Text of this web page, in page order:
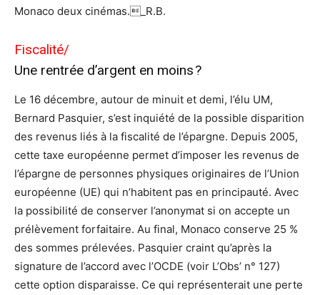
Monaco deux cinémas._R.B.
Fiscalité/
Une rentrée d’argent en moins ?
Le 16 décembre, autour de minuit et demi, l’élu UM,
Bernard Pasquier, s’est inquiété de la possible disparition
des revenus liés à la fiscalité de l’épargne. Depuis 2005,
cette taxe européenne permet d’imposer les revenus de
l’épargne de personnes physiques originaires de l’Union
européenne (UE) qui n’habitent pas en principauté. Avec
la possibilité de conserver l’anonymat si on accepte un
prélèvement forfaitaire. Au final, Monaco conserve 25 %
des sommes prélevées. Pasquier craint qu’après la
signature de l’accord avec l’OCDE (voir L’Obs’ n° 127)
cette option disparaisse. Ce qui représenterait une perte